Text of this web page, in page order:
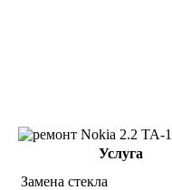
Услуга
Замена стекла